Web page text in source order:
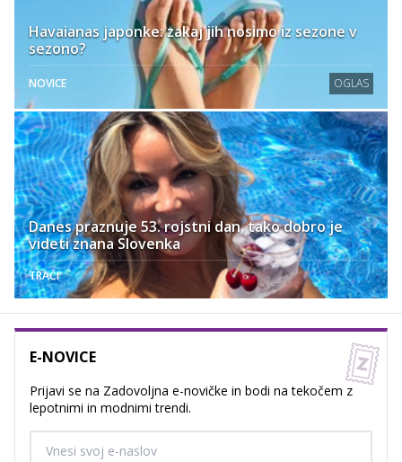
Havaianas japonke: zakaj jih nosimo iz sezone v
sezono?
NOVICE OGLAS
Danes praznuje 53. rojstni dan, tako dobro je
videti znana Slovenka
TRAČI
E-NOVICE
Prijavi se na Zadovoljna e-novičke in bodi na tekočem z
lepotnimi in modnimi trendi.